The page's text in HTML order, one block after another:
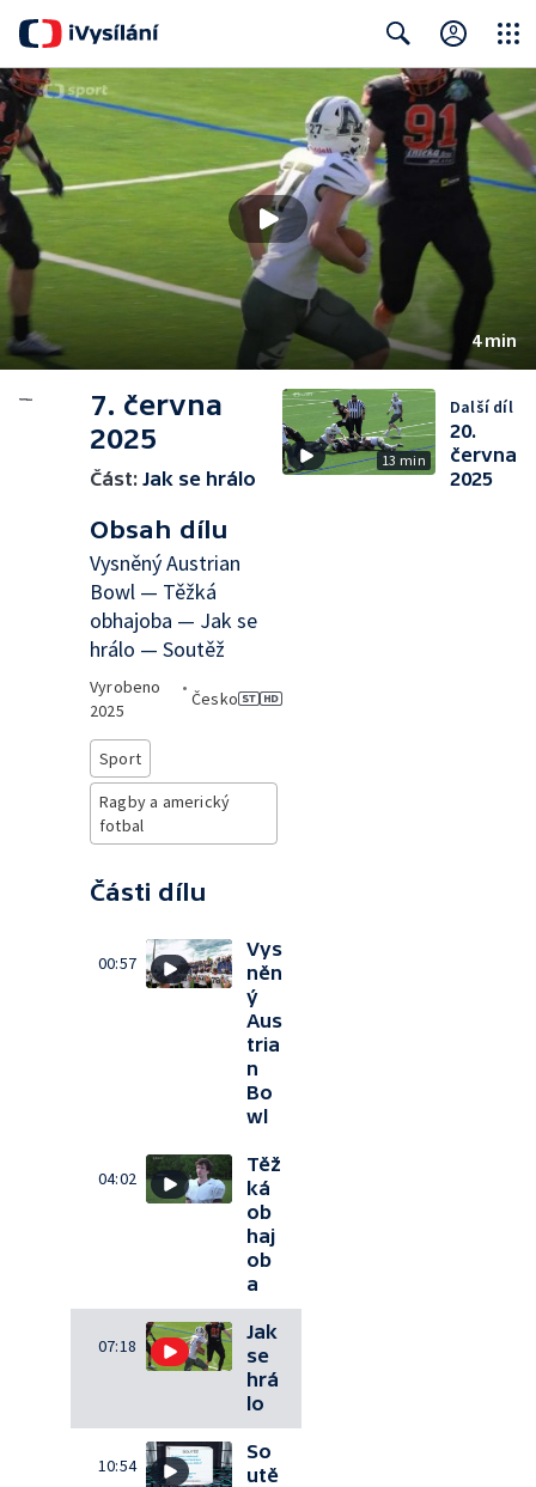
Search Close
4 min
7. června
2025
Část: Jak se hrálo
Obsah dílu
Vysněný Austrian
Bowl — Těžká
obhajoba — Jak se
hrálo — Soutěž
Vyrobeno
2025
•
Česko
Sport
Ragby a americký
fotbal
Části dílu
00:57
Vys
něn
ý
Aus
tria
n
Bo
wl
04:02
Těž
ká
ob
haj
ob
a
07:18
Jak
se
hrá
lo
10:54
So
utě
13 min
Další díl
20.
června
2025